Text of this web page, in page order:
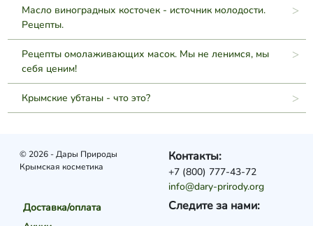
Масло виноградных косточек - источник молодости.
Рецепты.
Рецепты омолаживающих масок. Мы не ленимся, мы
себя ценим!
Крымские убтаны - что это?
© 2026 - Дары Природы
Крымская косметика
Доставка/оплата
Следите за нами:
Контакты:
+7 (800) 777-43-72
info@dary-prirody.org